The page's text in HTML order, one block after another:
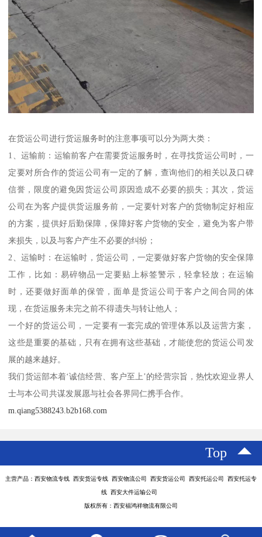
在货运公司进行货运服务时的注意事项可以分为两大类：
1、运输前：运输前客户在需要货运服务时，在寻找货运公司时，一
定要对所合作的货运公司有一定的了解，查询他们的相关以及口碑
信誉，限度的避免因货运公司原因造成不必要的损失；其次，货运
公司在为客户提供货运服务前，一定要针对客户的货物制定好相应
的方案，提供好后勤保障，保障好客户货物的安全，避免为客户带
来损失，以及与客户产生不必要的纠纷；
2、运输时：在运输时，货运公司，一定要做好客户货物的安全保障
工作，比如：易碎物品一定要贴上标签警示，轻拿轻放；在运输
时，还要做好面单的保管，面单是货运公司于客户之间合同的体
现，在货运服务未完之前不得遗失与转让他人；
一个好的货运公司，一定要有一套完成的管理体系以及运营方案，
这些是重要的基础，只有在拥有这些基础，才能使您的货运公司发
展的越来越好。
我们货运部本着‘诚信经营、客户至上’的经营宗旨，热忱欢迎业界人
士与本公司共谋发展愿与社会各界同仁携手合作。
m.qiang5388243.b2b168.com
Top
主营产品：西安物流专线 西安货运专线 西安物流公司 西安货运公司 西安托运公司 西安托运专
线 西安大件运输公司
版权所有：西安福鸿祥物流有限公司